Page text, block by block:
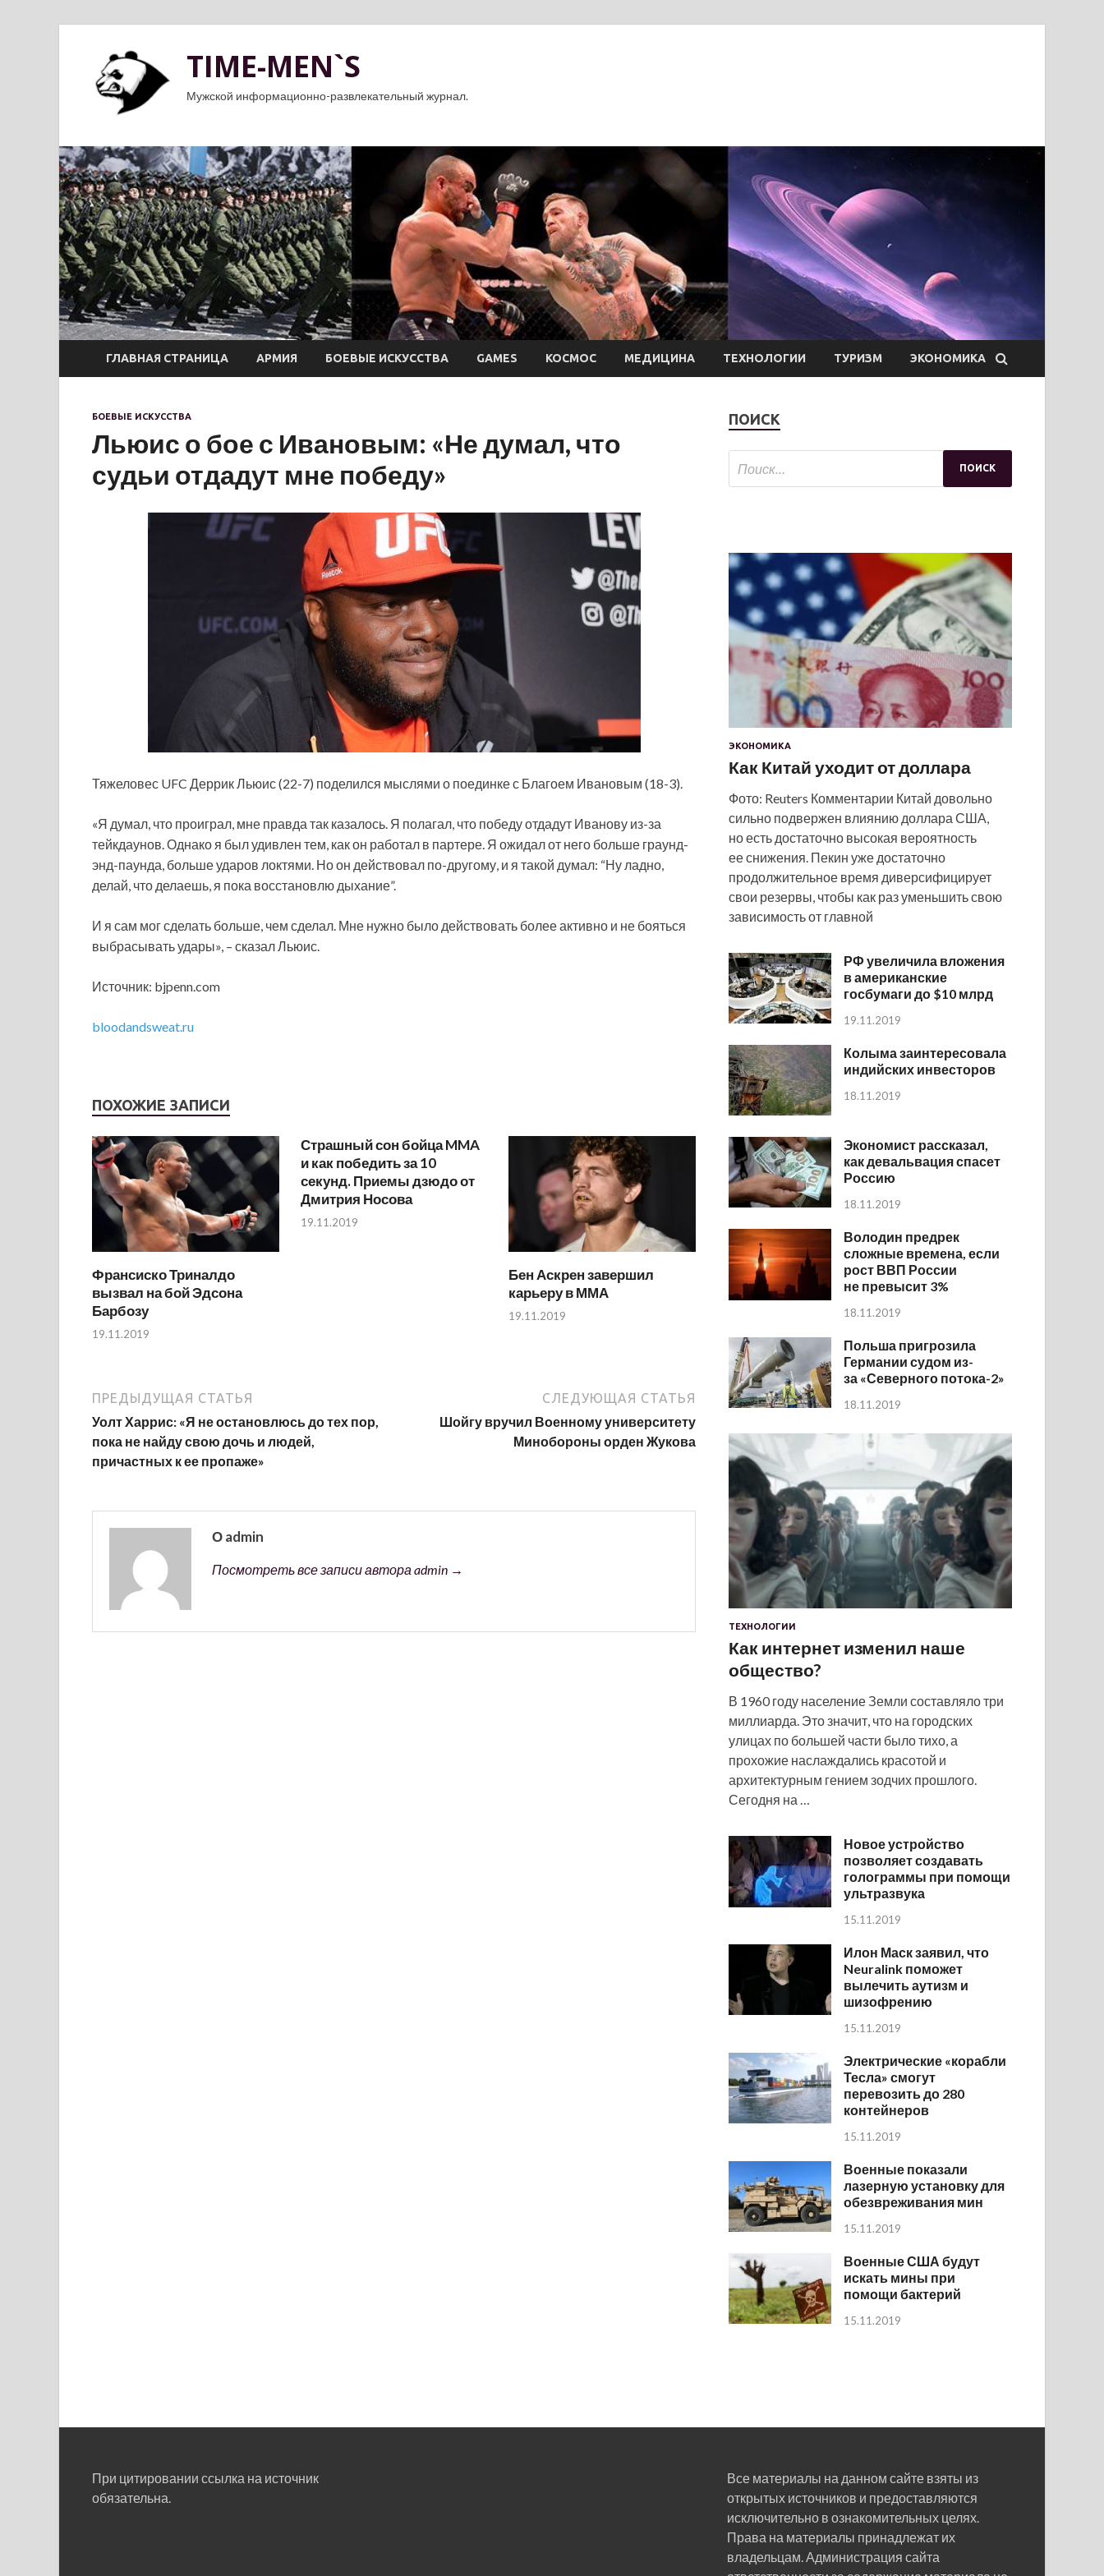
TIME-MEN`S
Мужской информационно-развлекательный журнал.
ГЛАВНАЯ СТРАНИЦА АРМИЯ БОЕВЫЕ ИСКУССТВА GAMES КОСМОС МЕДИЦИНА ТЕХНОЛОГИИ ТУРИЗМ ЭКОНОМИКА
БОЕВЫЕ ИСКУССТВА
Льюис о бое с Ивановым: «Не думал, что
судьи отдадут мне победу»
Тяжеловес UFC Деррик Льюис (22-7) поделился мыслями о поединке с Благоем Ивановым (18-3).
«Я думал, что проиграл, мне правда так казалось. Я полагал, что победу отдадут Иванову из-за
тейкдаунов. Однако я был удивлен тем, как он работал в партере. Я ожидал от него больше граунд-
энд-паунда, больше ударов локтями. Но он действовал по-другому, и я такой думал: “Ну ладно,
делай, что делаешь, я пока восстановлю дыхание”.
И я сам мог сделать больше, чем сделал. Мне нужно было действовать более активно и не бояться
выбрасывать удары», – сказал Льюис.
Источник: bjpenn.com
bloodandsweat.ru
ПОХОЖИЕ ЗАПИСИ
Франсиско Триналдо
вызвал на бой Эдсона
Барбозу
19.11.2019
Страшный сон бойца MMA
и как победить за 10
секунд. Приемы дзюдо от
Дмитрия Носова
19.11.2019
Бен Аскрен завершил
карьеру в ММА
19.11.2019
ПРЕДЫДУЩАЯ СТАТЬЯ
Уолт Харрис: «Я не остановлюсь до тех пор,
пока не найду свою дочь и людей,
причастных к ее пропаже»
СЛЕДУЮЩАЯ СТАТЬЯ
Шойгу вручил Военному университету
Минобороны орден Жукова
О admin
Посмотреть все записи автора admin →
ПОИСК
ЭКОНОМИКА
Как Китай уходит от доллара
Фото: Reuters Комментарии Китай довольно
сильно подвержен влиянию доллара США,
но есть достаточно высокая вероятность
ее снижения. Пекин уже достаточно
продолжительное время диверсифицирует
свои резервы, чтобы как раз уменьшить свою
зависимость от главной
РФ увеличила вложения
в американские
госбумаги до $10 млрд
19.11.2019
Колыма заинтересовала
индийских инвесторов
18.11.2019
Экономист рассказал,
как девальвация спасет
Россию
18.11.2019
Володин предрек
сложные времена, если
рост ВВП России
не превысит 3%
18.11.2019
Польша пригрозила
Германии судом из-
за «Северного потока-2»
18.11.2019
ТЕХНОЛОГИИ
Как интернет изменил наше
общество?
В 1960 году население Земли составляло три
миллиарда. Это значит, что на городских
улицах по большей части было тихо, а
прохожие наслаждались красотой и
архитектурным гением зодчих прошлого.
Сегодня на …
Новое устройство
позволяет создавать
голограммы при помощи
ультразвука
15.11.2019
Илон Маск заявил, что
Neuralink поможет
вылечить аутизм и
шизофрению
15.11.2019
Электрические «корабли
Тесла» смогут
перевозить до 280
контейнеров
15.11.2019
Военные показали
лазерную установку для
обезвреживания мин
15.11.2019
Военные США будут
искать мины при
помощи бактерий
15.11.2019
При цитировании ссылка на источник
обязательна.
Все материалы на данном сайте взяты из
открытых источников и предоставляются
исключительно в ознакомительных целях.
Права на материалы принадлежат их
владельцам. Администрация сайта